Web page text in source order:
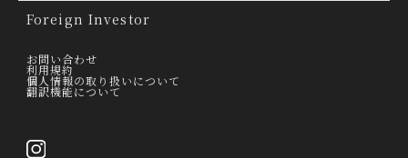
会社沿革
グループ会社
経営理念
IR情報
IR トピックス
IRライブラリー
Foreign Investor
お問い合わせ
利用規約
個人情報の取り扱いについて
翻訳機能について